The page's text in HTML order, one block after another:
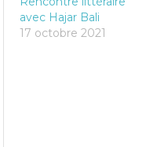
avec Hajar Bali
17 octobre 2021